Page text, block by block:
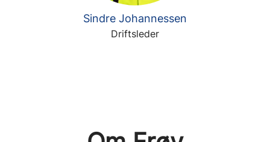
Sindre Johannessen
Driftsleder